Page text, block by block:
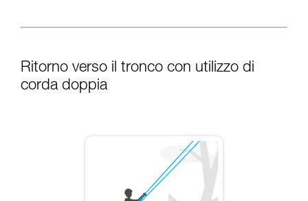
Ritorno verso il tronco con utilizzo di
corda doppia